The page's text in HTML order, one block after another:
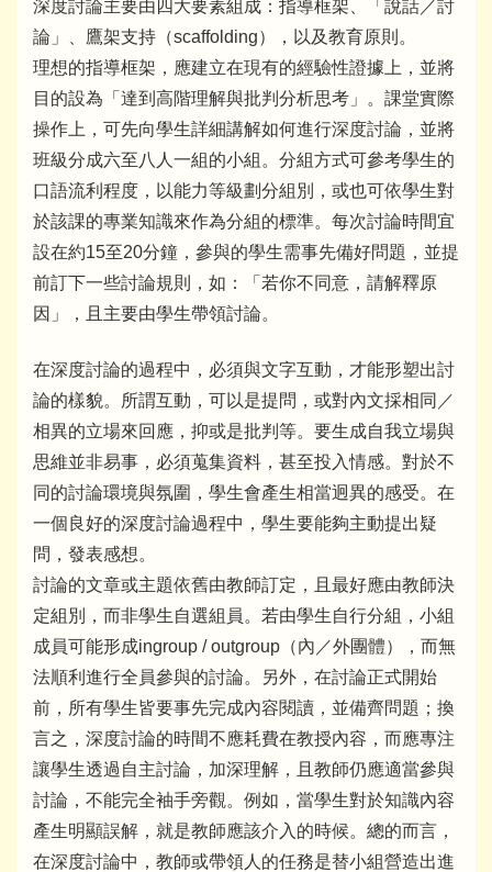
深度討論主要由四大要素組成：指導框架、「說話／討
論」、鷹架支持（scaffolding），以及教育原則。
理想的指導框架，應建立在現有的經驗性證據上，並將
目的設為「達到高階理解與批判分析思考」。課堂實際
操作上，可先向學生詳細講解如何進行深度討論，並將
班級分成六至八人一組的小組。分組方式可參考學生的
口語流利程度，以能力等級劃分組別，或也可依學生對
於該課的專業知識來作為分組的標準。每次討論時間宜
設在約15至20分鐘，參與的學生需事先備好問題，並提
前訂下一些討論規則，如：「若你不同意，請解釋原
因」，且主要由學生帶領討論。
在深度討論的過程中，必須與文字互動，才能形塑出討
論的樣貌。所謂互動，可以是提問，或對內文採相同／
相異的立場來回應，抑或是批判等。要生成自我立場與
思維並非易事，必須蒐集資料，甚至投入情感。對於不
同的討論環境與氛圍，學生會產生相當迥異的感受。在
一個良好的深度討論過程中，學生要能夠主動提出疑
問，發表感想。
討論的文章或主題依舊由教師訂定，且最好應由教師決
定組別，而非學生自選組員。若由學生自行分組，小組
成員可能形成ingroup / outgroup（內／外團體），而無
法順利進行全員參與的討論。另外，在討論正式開始
前，所有學生皆要事先完成內容閱讀，並備齊問題；換
言之，深度討論的時間不應耗費在教授內容，而應專注
讓學生透過自主討論，加深理解，且教師仍應適當參與
討論，不能完全袖手旁觀。例如，當學生對於知識內容
產生明顯誤解，就是教師應該介入的時候。總的而言，
在深度討論中，教師或帶領人的任務是替小組營造出進